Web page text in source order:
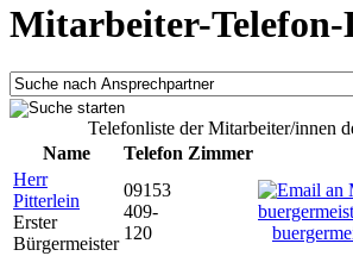
Mitarbeiter-Telefon-
Telefonliste der Mitarbeiter/innen
Name
Telefon Zimmer
Herr
Pitterlein
Erster
Bürgermeister
09153
409-
120